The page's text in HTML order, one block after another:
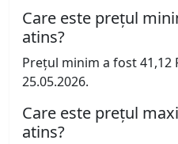
Care este prețul
atins?
Prețul minim a fost 41,12
25.05.2026.
Care este prețul
atins?